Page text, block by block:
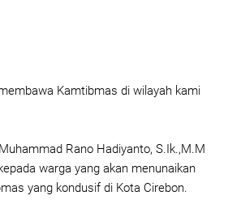
Kamtibmas di wilayah kami
Rano Hadiyanto, S.Ik.,M.M
warga yang akan menunaikan
yang kondusif di Kota Cirebon.